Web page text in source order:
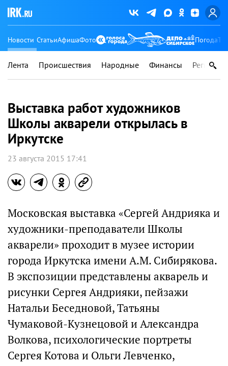
Новости СтатьиАфишаФото Погода
Лента Происшествия Народные Финансы Регионы
Выставка работ художников
Школы акварели открылась в
Иркутске
23 августа 2015 17:41
Московская выставка «Сергей Андрияка и
художники-преподаватели Школы
акварели» проходит в музее истории
города Иркутска имени А.М. Сибирякова.
В экспозиции представлены акварель и
рисунки Сергея Андрияки, пейзажи
Натальи Беседновой, Татьяны
Чумаковой-Кузнецовой и Александра
Волкова, психологические портреты
Сергея Котова и Ольги Левченко,